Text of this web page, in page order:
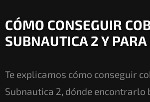
CÓMO CONSEGUIR
SUBNAUTICA 2 Y PARA
Te explicamos cómo conseguir
Subnautica 2, dónde encontrarlo